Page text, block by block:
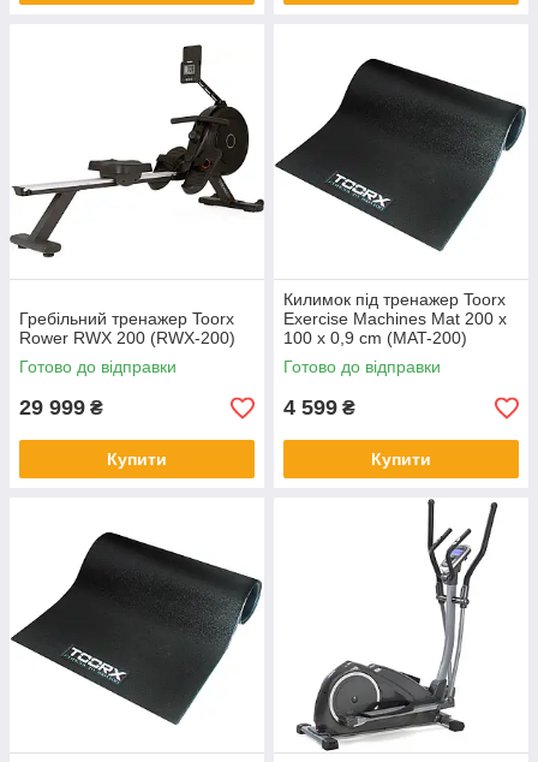
Гребільний тренажер Toorx
Rower RWX 200 (RWX-200)
Готово до відправки
29 999 ₴
Купити
Килимок під тренажер Toorx
Exercise Machines Mat 200 x
100 x 0,9 cm (MAT-200)
Готово до відправки
4 599 ₴
Купити